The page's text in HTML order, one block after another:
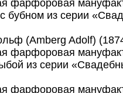
фарфоровая
бубном из серии
(Amberg Adolf)
фарфоровая
из серии
фарфоровая